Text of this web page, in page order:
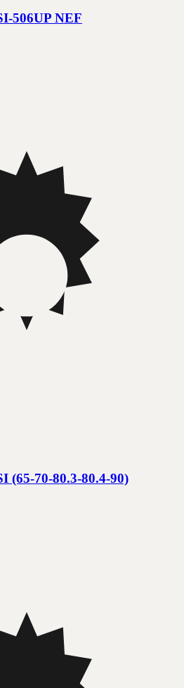
506UP NEF
(65-70-80.3-80.4-90)